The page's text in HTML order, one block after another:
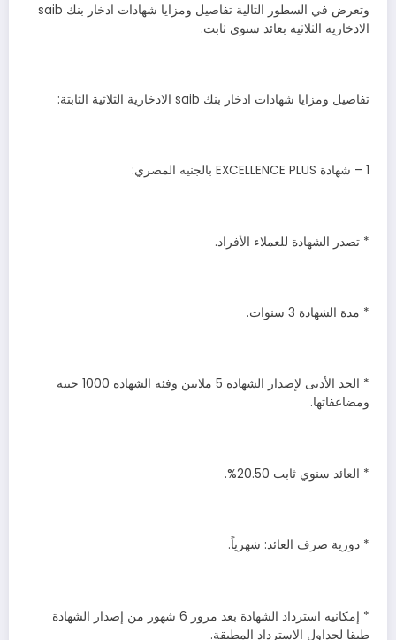
وتعرض في السطور التالية تفاصيل ومزايا شهادات ادخار بنك saib
الادخارية الثلاثية بعائد سنوي ثابت.
تفاصيل ومزايا شهادات ادخار بنك saib الادخارية الثلاثية الثابتة:
1 – شهادة EXCELLENCE PLUS بالجنيه المصري:
* تصدر الشهادة للعملاء الأفراد.
* مدة الشهادة 3 سنوات.
* الحد الأدنى لإصدار الشهادة 5 ملايين وفئة الشهادة 1000 جنيه
ومضاعفاتها.
* العائد سنوي ثابت 20.50%.
* دورية صرف العائد: شهرياً.
* إمكانيه استرداد الشهادة بعد مرور 6 شهور من إصدار الشهادة
طبقا لجداول الاسترداد المطبقة.